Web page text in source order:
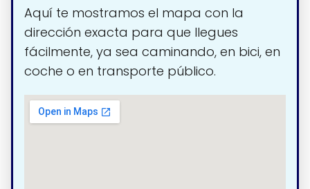
Aquí te mostramos el mapa con la
dirección exacta para que llegues
fácilmente, ya sea caminando, en bici, en
coche o en transporte público.